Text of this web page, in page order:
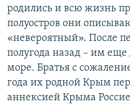
родились и всю жизнь
полуостров они
«невероятный». После
полугода назад – им еще
море. Братья с
года их родной Крым
аннексией Крыма